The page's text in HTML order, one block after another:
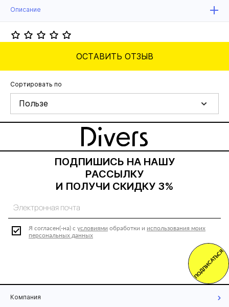
Описание
ОСТАВИТЬ ОТЗЫВ
Сортировать по
Пользе
ПОДПИШИСЬ НА НАШУ
РАССЫЛКУ
И ПОЛУЧИ СКИДКУ 3%
Я согласен(-на) с условиями обработки и использования моих
персональных данных
ПОДПИСАТЬСЯ
Компания